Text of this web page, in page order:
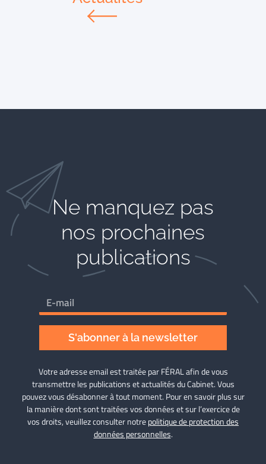
Ne manquez pas
nos prochaines
publications
S'abonner à la newsletter
Votre adresse email est traitée par FÉRAL afin de vous
transmettre les publications et actualités du Cabinet. Vous
pouvez vous désabonner à tout moment. Pour en savoir plus sur
la manière dont sont traitées vos données et sur l’exercice de
vos droits, veuillez consulter notrepolitique de protection des
données personnelles.